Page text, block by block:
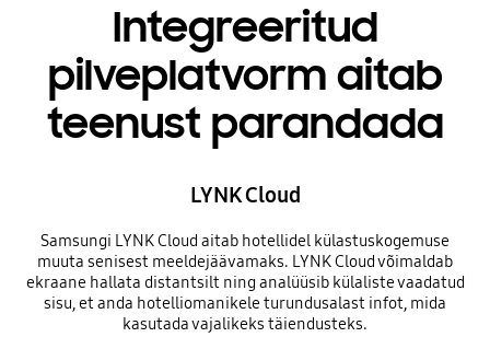
Integreeritud
pilveplatvorm aitab
teenust parandada
LYNK Cloud
Samsungi LYNK Cloud aitab hotellidel külastuskogemuse
muuta senisest meeldejäävamaks. LYNK Cloud võimaldab
ekraane hallata distantsilt ning analüüsib külaliste vaadatud
sisu, et anda hotelliomanikele turundusalast infot, mida
kasutada vajalikeks täiendusteks.